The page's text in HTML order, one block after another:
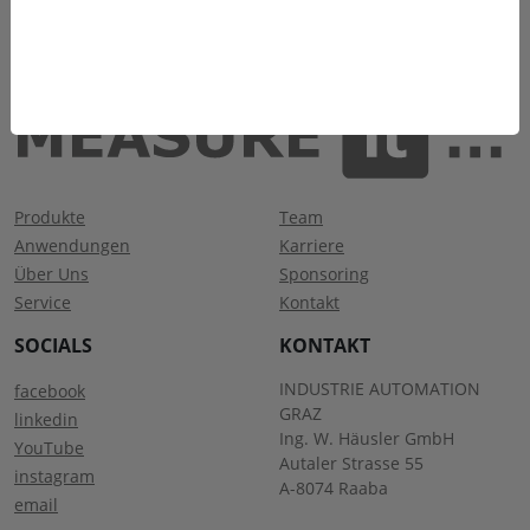
Produkte
Anwendungen
Über Uns
Service
Team
Karriere
Sponsoring
Kontakt
SOCIALS
facebook
linkedin
YouTube
instagram
email
KONTAKT
INDUSTRIE AUTOMATION
GRAZ
Ing. W. Häusler GmbH
Autaler Strasse 55
A-8074 Raaba